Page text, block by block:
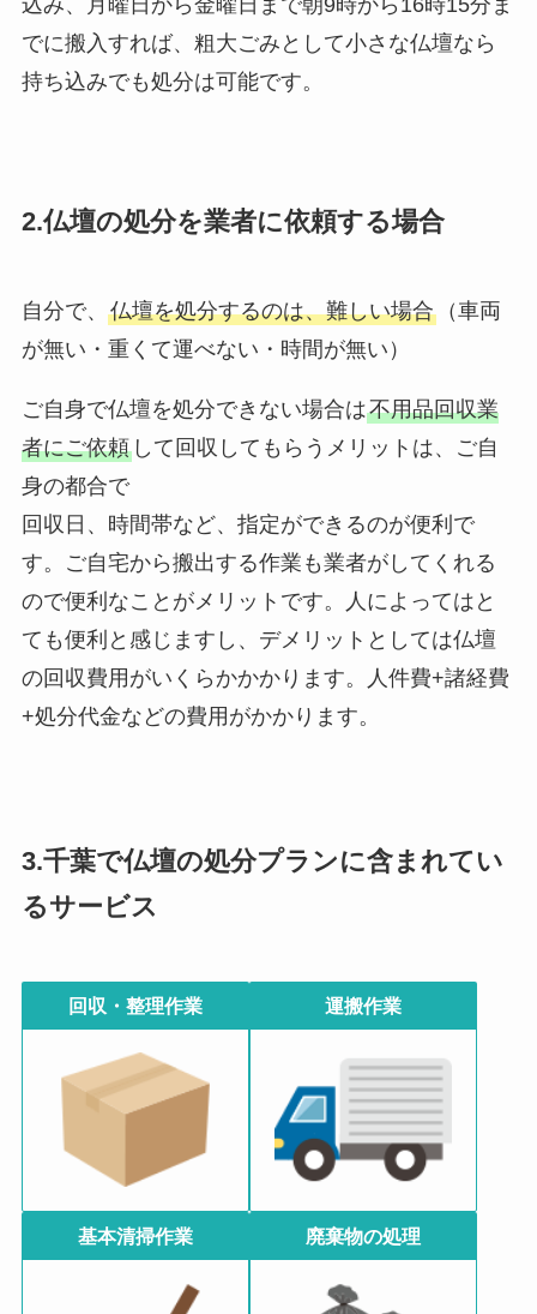
込み、月曜日から金曜日まで朝9時から16時15分ま
でに搬入すれば、粗大ごみとして小さな仏壇なら
持ち込みでも処分は可能です。
2.仏壇の処分を業者に依頼する場合
自分で、 仏壇を処分するのは、難しい場合（車両
が無い・重くて運べない・時間が無い）
ご自身で仏壇を処分できない場合は不用品回収業
者にご依頼して回収してもらうメリットは、ご自
身の都合で
回収日、時間帯など、指定ができるのが便利で
す。ご自宅から搬出する作業も業者がしてくれる
ので便利なことがメリットです。人によってはと
ても便利と感じますし、デメリットとしては仏壇
の回収費用がいくらかかかります。人件費+諸経費
+処分代金などの費用がかかります。
3.千葉で仏壇の処分プランに含まれてい
るサービス
回収・整理作業 運搬作業
基本清掃作業 廃棄物の処理